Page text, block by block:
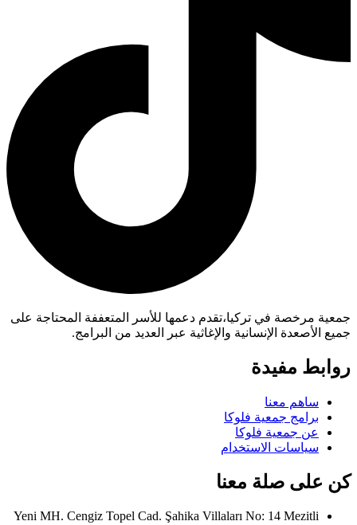
جمعية مرخصة في تركيا،تقدم دعمها للأسر المتعففة المحتاجة على
جميع الأصعدة الإنسانية والإغاثية عبر العديد من البرامج.
روابط مفيدة
ساهم معنا
برامج جمعية فلوكا
عن جمعية فلوكا
سياسات الاستخدام
كن على صلة معنا
Yeni MH. Cengiz Topel Cad. Şahika Villaları No: 14 Mezitli